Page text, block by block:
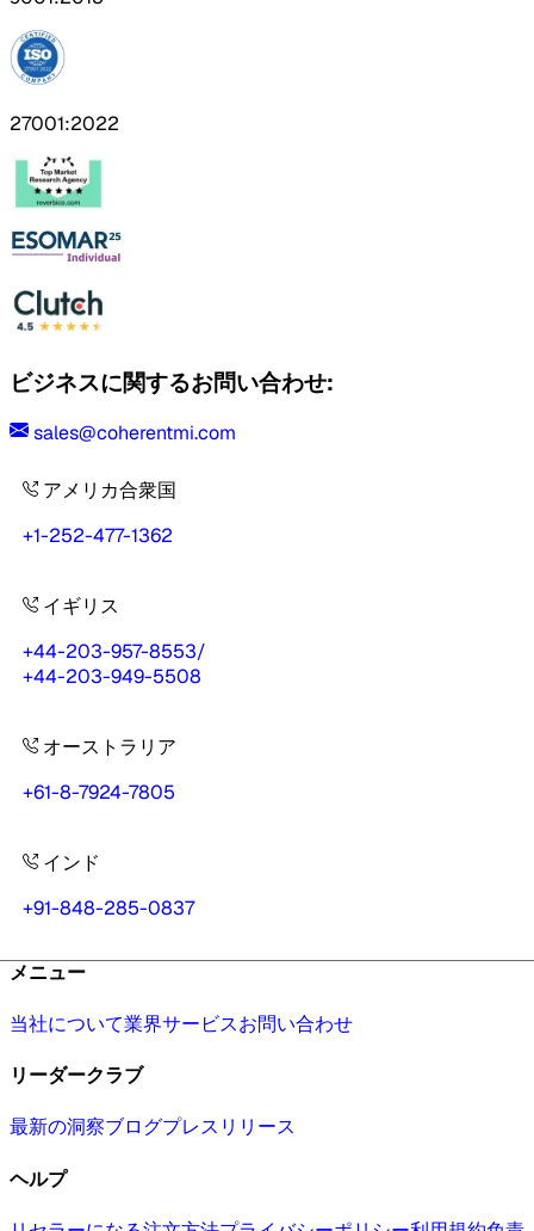
27001:2022
ビジネスに関するお問い合わせ:
sales@coherentmi.com
アメリカ合衆国
+1-252-477-1362
イギリス
+44-203-957-8553/
+44-203-949-5508
オーストラリア
+61-8-7924-7805
インド
+91-848-285-0837
メニュー
当社について業界サービスお問い合わせ
リーダークラブ
最新の洞察ブログプレスリリース
ヘルプ